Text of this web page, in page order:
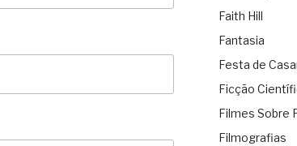
Faith Hill
Fantasia
Festa de
Ficção
Filmes Sobre
Filmografias